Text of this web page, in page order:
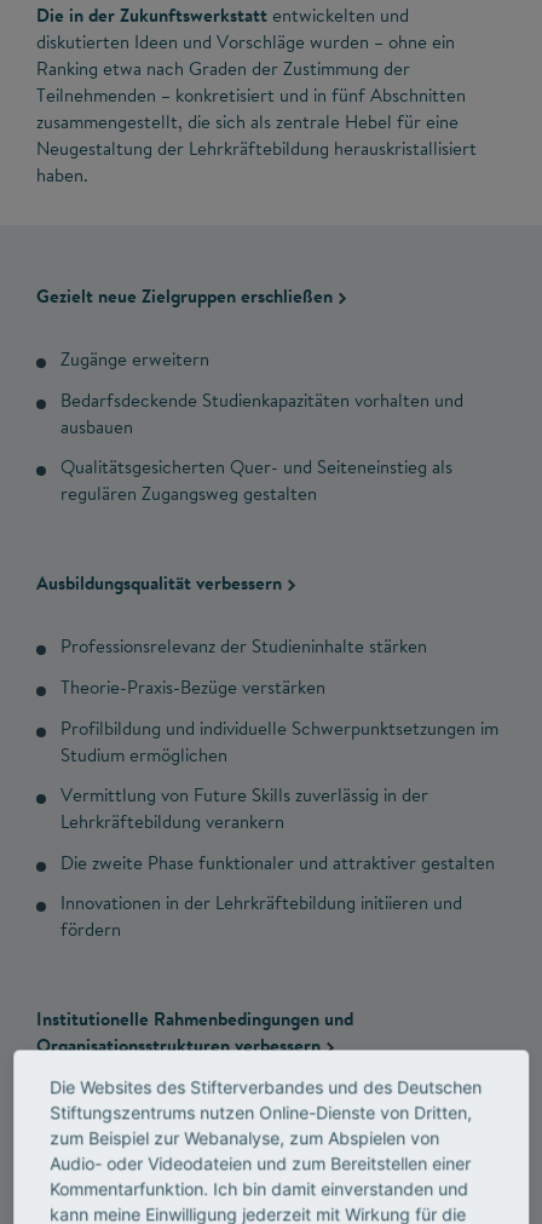
Die in der Zukunftswerkstattentwickelten und
diskutierten Ideen und Vorschläge wurden – ohne ein
Ranking etwa nach Graden der Zustimmung der
Teilnehmenden – konkretisiert und in fünf Abschnitten
zusammengestellt, die sich als zentrale Hebel für eine
Neugestaltung der Lehrkräftebildung herauskristallisiert
haben.
Gezielt neue Zielgruppen erschließen
Zugänge erweitern
Bedarfsdeckende Studienkapazitäten vorhalten und
ausbauen
Qualitätsgesicherten Quer- und Seiteneinstieg als
regulären Zugangsweg gestalten
Ausbildungsqualität verbessern
Professionsrelevanz der Studieninhalte stärken
Theorie-Praxis-Bezüge verstärken
Profilbildung und individuelle Schwerpunktsetzungen im
Studium ermöglichen
Vermittlung von Future Skills zuverlässig in der
Lehrkräftebildung verankern
Die zweite Phase funktionaler und attraktiver gestalten
Innovationen in der Lehrkräftebildung initiieren und
fördern
Institutionelle Rahmenbedingungen und
Organisationsstrukturen verbessern
Transparente berufliche Tätigkeitsprofile und attraktive
Entwicklungsmöglichkeiten schaffen
Die Websites des Stifterverbandes und des Deutschen
Stiftungszentrums nutzen Online-Dienste von Dritten,
zum Beispiel zur Webanalyse, zum Abspielen von
Audio- oder Videodateien und zum Bereitstellen einer
Kommentarfunktion. Ich bin damit einverstanden und
kann meine Einwilligung jederzeit mit Wirkung für die